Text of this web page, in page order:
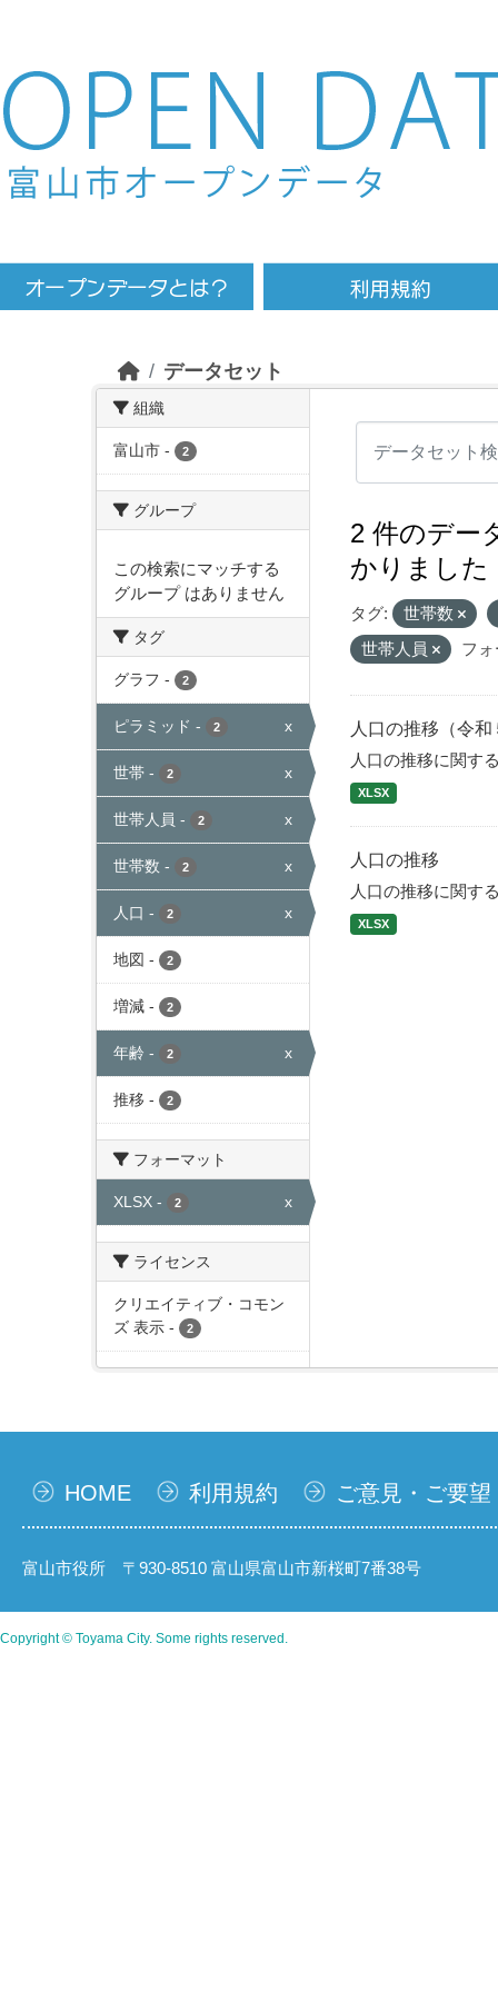
Skip to main content
データセット
組織
富山市 - 2
グループ
この検索にマッチする
グループ はありません
タグ
グラフ - 2
ピラミッド - 2 x
世帯 - 2 x
世帯人員 - 2 x
世帯数 - 2 x
人口 - 2 x
地図 - 2
増減 - 2
年齢 - 2 x
推移 - 2
フォーマット
XLSX - 2 x
ライセンス
クリエイティブ・コモン
ズ 表示 - 2
2 件のデー
かりました
タグ: 世帯数
世帯人員
フ
人口の推移（令和
人口の推移に関す
XLSX
人口の推移
人口の推移に関す
XLSX
HOME 利用規約 ご意見・ご要望
富山市役所 〒930-8510 富山県富山市新桜町7番38号
Copyright © Toyama City. Some rights reserved.